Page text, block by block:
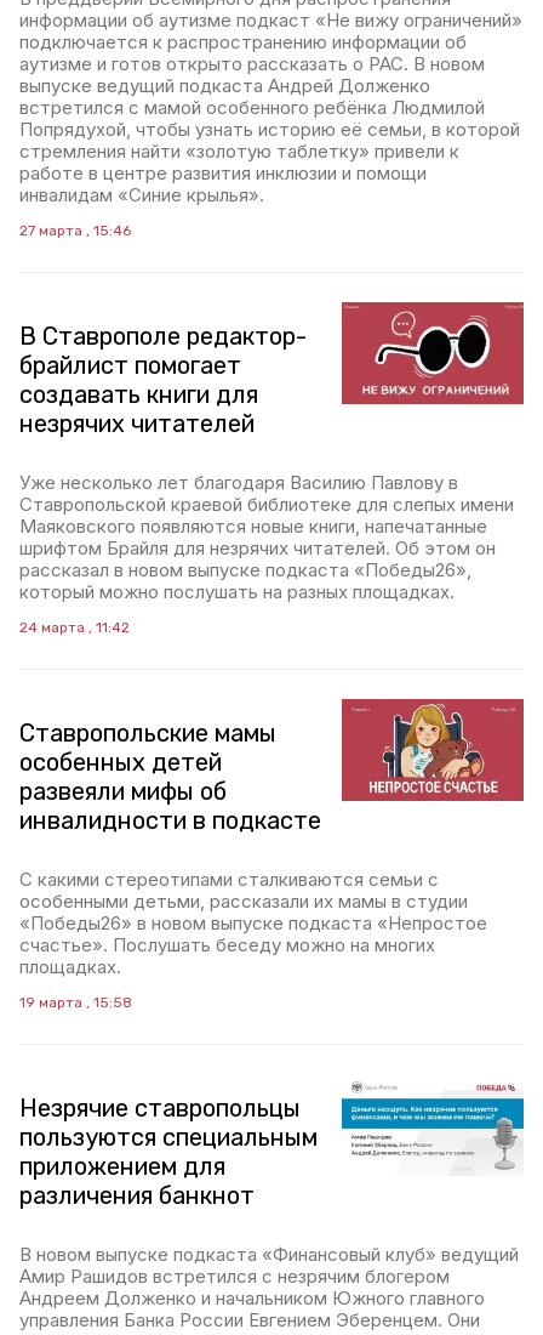
информации об аутизме подкаст «Не вижу ограничений»
подключается к распространению информации об
аутизме и готов открыто рассказать о РАС. В новом
выпуске ведущий подкаста Андрей Долженко
встретился с мамой особенного ребёнка Людмилой
Попрядухой, чтобы узнать историю её семьи, в которой
стремления найти «золотую таблетку» привели к
работе в центре развития инклюзии и помощи
инвалидам «Синие крылья».
27 марта , 15:46
В Ставрополе редактор-
брайлист помогает
создавать книги для
незрячих читателей
Уже несколько лет благодаря Василию Павлову в
Ставропольской краевой библиотеке для слепых имени
Маяковского появляются новые книги, напечатанные
шрифтом Брайля для незрячих читателей. Об этом он
рассказал в новом выпуске подкаста «Победы26»,
который можно послушать на разных площадках.
24 марта , 11:42
Ставропольские мамы
особенных детей
развеяли мифы об
инвалидности в подкасте
С какими стереотипами сталкиваются семьи с
особенными детьми, рассказали их мамы в студии
«Победы26» в новом выпуске подкаста «Непростое
счастье». Послушать беседу можно на многих
площадках.
19 марта , 15:58
Незрячие ставропольцы
пользуются специальным
приложением для
различения банкнот
В новом выпуске подкаста «Финансовый клуб» ведущий
Амир Рашидов встретился с незрячим блогером
Андреем Долженко и начальником Южного главного
управления Банка России Евгением Эберенцем. Они